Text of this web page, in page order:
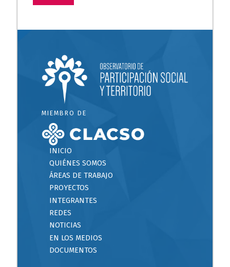
MIEMBRO DE
INICIO
QUIÉNES SOMOS
ÁREAS DE TRABAJO
PROYECTOS
INTEGRANTES
REDES
NOTICIAS
EN LOS MEDIOS
DOCUMENTOS